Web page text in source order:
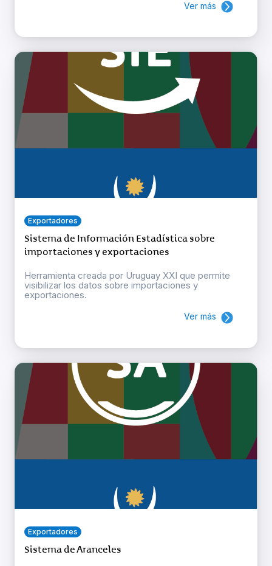
Ver más
Exportadores
Sistema de Información Estadística sobre
importaciones y exportaciones
Herramienta creada por Uruguay XXI que permite
visibilizar los datos sobre importaciones y
exportaciones.
Ver más
Exportadores
Sistema de Aranceles